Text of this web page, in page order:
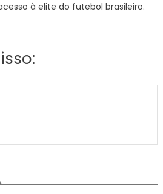
à elite do futebol brasileiro.